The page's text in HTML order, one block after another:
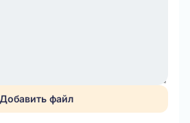
Добавить файл